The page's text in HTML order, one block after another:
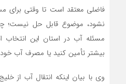
فاضلی معتقد است تا وقتی برای
نشود، موضوع قابل حل نیست؛
مسئله آب در استان این
بیشتر تأمین کنید یا مصرف آب
وی با بیان اینکه انتقال آب از